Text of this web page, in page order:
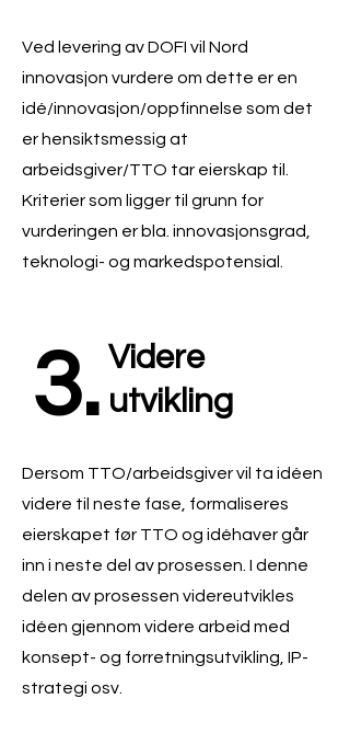
Ved levering av DOFI vil Nord
innovasjon vurdere om dette er en
idé/innovasjon/oppfinnelse som det
er hensiktsmessig at
arbeidsgiver/TTO tar eierskap til.
Kriterier som ligger til grunn for
vurderingen er bla. innovasjonsgrad,
teknologi- og markedspotensial.
3. Videre
utvikling
Dersom TTO/arbeidsgiver vil ta idéen
videre til neste fase, formaliseres
eierskapet før TTO og idéhaver går
inn i neste del av prosessen. I denne
delen av prosessen videreutvikles
idéen gjennom videre arbeid med
konsept- og forretningsutvikling, IP-
strategi osv.